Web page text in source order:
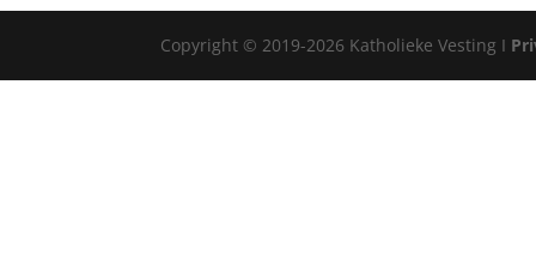
Copyright © 2019-2026 Katholieke Vesting I